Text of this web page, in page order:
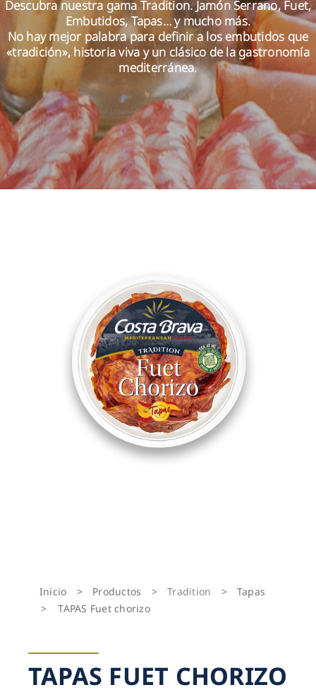
ES
Descubra nuestra gama Tradition. Jamón Serrano, Fuet,
Embutidos, Tapas… y mucho más.
No hay mejor palabra para definir a los embutidos que
«tradición», historia viva y un clásico de la gastronomía
mediterránea.
Inicio > Productos > Tradition >
Tapas
>
TAPAS Fuet chorizo
TAPAS FUET CHORIZO